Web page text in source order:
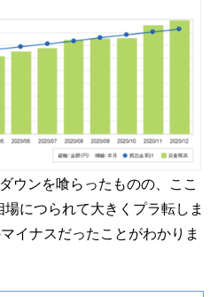
ウンを喰らったものの、ここ
につられて大きくプラ転しま
イナスだったことがわかりま